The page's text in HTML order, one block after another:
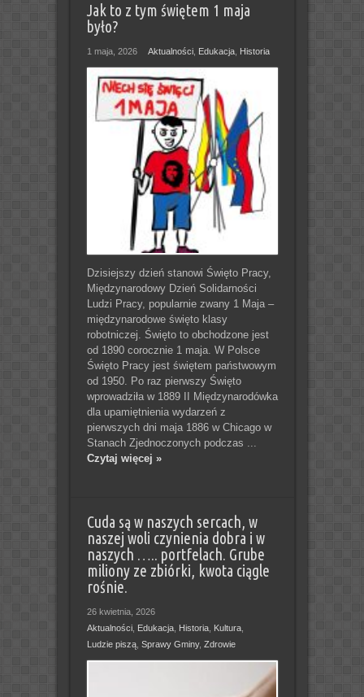
Jak to z tym świętem 1 maja
było?
1 maja, 2026 Aktualności, Edukacja, Historia
Dzisiejszy dzień stanowi Święto Pracy,
Międzynarodowy Dzień Solidarności
Ludzi Pracy, popularnie zwany 1 Maja –
międzynarodowe święto klasy
robotniczej. Święto to obchodzone jest
od 1890 corocznie 1 maja. W Polsce
Święto Pracy jest świętem państwowym
od 1950. Po raz pierwszy Święto
wprowadziła w 1889 II Międzynarodówka
dla upamiętnienia wydarzeń z
pierwszych dni maja 1886 w Chicago w
Stanach Zjednoczonych podczas ...
Czytaj więcej »
Cuda są w naszych sercach, w
naszej woli czynienia dobra i w
naszych ….. portfelach. Grube
miliony ze zbiórki, kwota ciągle
rośnie.
26 kwietnia, 2026
Aktualności, Edukacja, Historia, Kultura,
Ludzie piszą, Sprawy Gminy, Zdrowie